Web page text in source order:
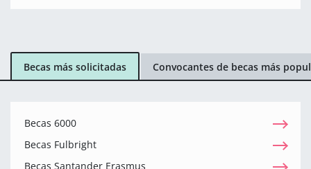
Becas más solicitadas Convocantes de becas más
Becas 6000
Becas Fulbright
Becas Santander Erasmus